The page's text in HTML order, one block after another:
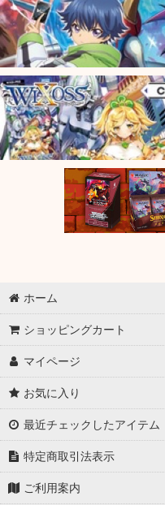
ホーム
ショッピングカート
マイページ
お気に入り
最近チェックしたアイテム
特定商取引法表示
ご利用案内